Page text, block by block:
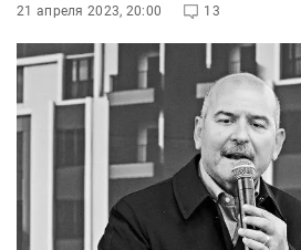
21 апреля 2023, 20:00 13